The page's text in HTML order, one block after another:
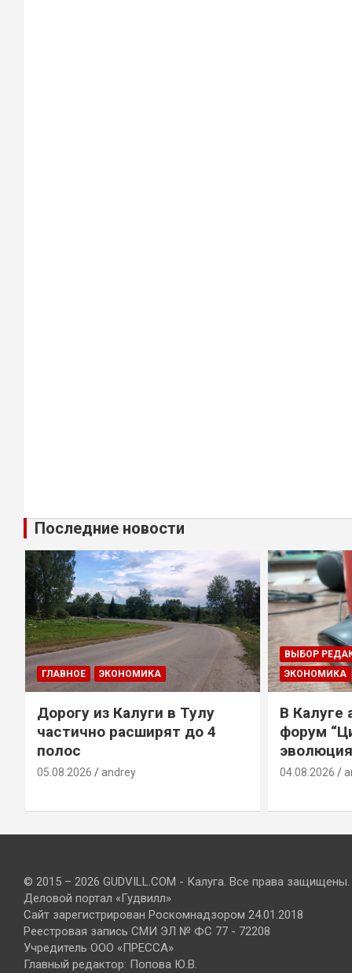
Последние новости
ГЛАВНОЕ ЭКОНОМИКА
Дорогу из Калуги в Тулу
частично расширят до 4
полос
05.08.2026 andrey
ВЫБОР
ЭКОНОМИКА
В Калуге
форум
04.08.2026
© 2015 – 2026 GUDVILL.COM - Калуга. Все права защищены.
Деловой портал «Гудвилл»
Сайт зарегистрирован Роскомнадзором 24.01.2018
Реестровая запись СМИ ЭЛ № ФС 77 - 72208
Учредитель ООО «ПРЕССА»
Главный редактор: Попова Ю.В.